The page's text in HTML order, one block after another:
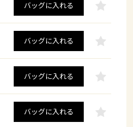
バッグに入れる
バッグに入れる
バッグに入れる
バッグに入れる